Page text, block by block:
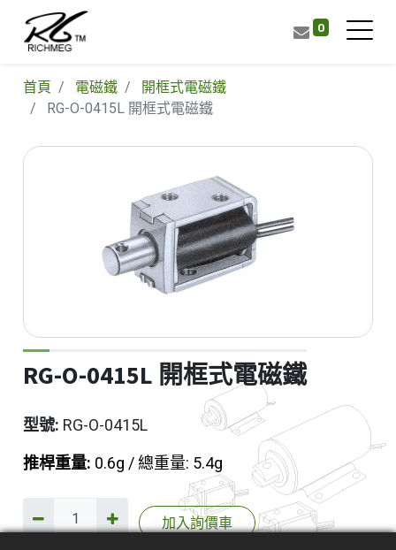
0
首頁 電磁鐵
開框式電磁鐵
RG-O-0415L 開框式電磁鐵
RG-O-0415L 開框式電磁鐵
型號: RG-O-0415L
推桿重量: 0.6g / 總重量: 5.4g
加入詢價車